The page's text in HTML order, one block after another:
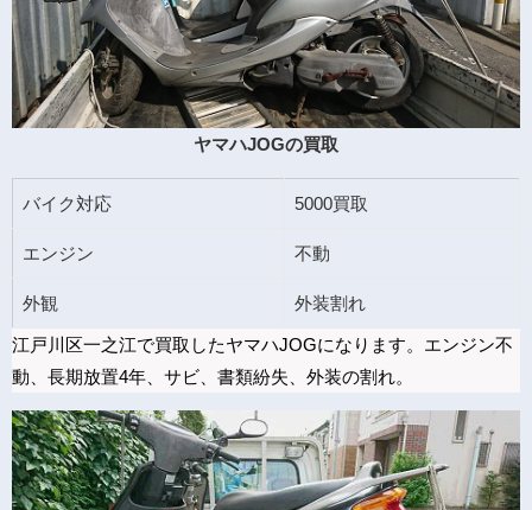
ヤマハJOGの買取
バイク対応 5000買取
エンジン 不動
外観 外装割れ
江戸川区一之江で買取したヤマハJOGになります。エンジン不
動、長期放置4年、サビ、書類紛失、外装の割れ。